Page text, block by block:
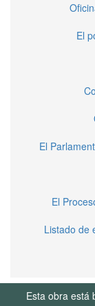
El
El
El
Listado de
Esta obra está